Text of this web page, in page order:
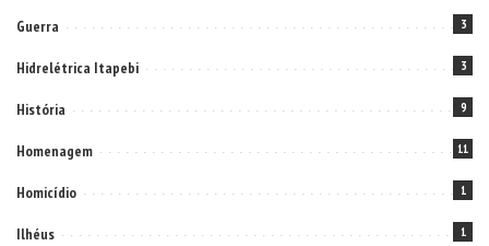
Guerra 3
Hidrelétrica Itapebi 3
História 9
Homenagem 11
Homicídio 1
Ilhéus 1